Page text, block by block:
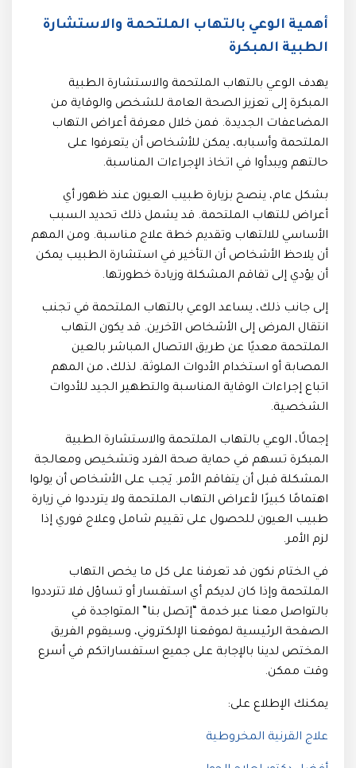
أهمية الوعي بالتهاب الملتحمة والاستشارة
الطبية المبكرة
يهدف الوعي بالتهاب الملتحمة والاستشارة الطبية
المبكرة إلى تعزيز الصحة العامة للشخص والوقاية من
المضاعفات الجديدة. فمن خلال معرفة أعراض التهاب
الملتحمة وأسبابه، يمكن للأشخاص أن يتعرفوا على
حالتهم ويبدأوا في اتخاذ الإجراءات المناسبة.
بشكل عام، ينصح بزيارة طبيب العيون عند ظهور أي
أعراض للتهاب الملتحمة. قد يشمل ذلك تحديد السبب
الأساسي للالتهاب وتقديم خطة علاج مناسبة. ومن المهم
أن يلاحظ الأشخاص أن التأخير في استشارة الطبيب يمكن
أن يؤدي إلى تفاقم المشكلة وزيادة خطورتها.
إلى جانب ذلك، يساعد الوعي بالتهاب الملتحمة في تجنب
انتقال المرض إلى الأشخاص الآخرين. قد يكون التهاب
الملتحمة معديًا عن طريق الاتصال المباشر بالعين
المصابة أو استخدام الأدوات الملوثة. لذلك، من المهم
اتباع إجراءات الوقاية المناسبة والتطهير الجيد للأدوات
الشخصية.
إجمالًا، الوعي بالتهاب الملتحمة والاستشارة الطبية
المبكرة تسهم في حماية صحة الفرد وتشخيص ومعالجة
المشكلة قبل أن يتفاقم الأمر. يَجب على الأشخاص أن يولوا
اهتمامًا كبيرًا لأعراض التهاب الملتحمة ولا يترددوا في زيارة
طبيب العيون للحصول على تقييم شامل وعلاج فوري إذا
لزم الأمر.
في الختام نكون قد تعرفنا على كل ما يخص التهاب
الملتحمة وإذا كان لديكم أي استفسار أو تساؤل فلا تترددوا
بالتواصل معنا عبر خدمة “إتصل بنا” المتواجدة في
الصفحة الرئيسية لموقعنا الإلكتروني، وسيقوم الفريق
المختص لدينا بالإجابة على جميع استفساراتكم في أسرع
وقت ممكن.
يمكنك الإطلاع على:
علاج القرنية المخروطية